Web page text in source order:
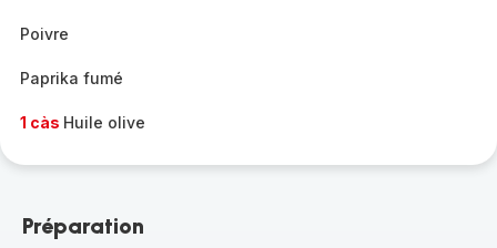
Poivre
Paprika fumé
1 càs Huile olive
Préparation